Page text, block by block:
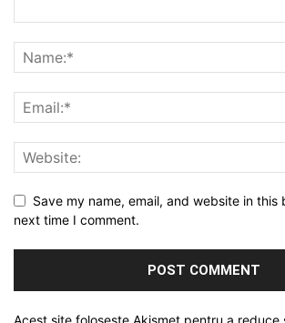
Save my name, email, and website in this
next time I comment.
Acest site folosește Akismet pentru a reduce